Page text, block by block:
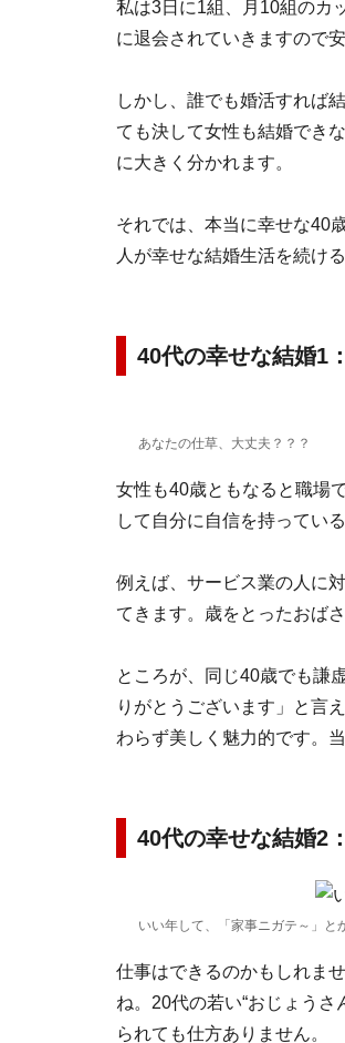
私は3日に1組、月10組のカ
に退会されていきますので
しかし、誰でも婚活すれば
ても決して女性も結婚でき
に大きく分かれます。
それでは、本当に幸せな40
人が幸せな結婚生活を続け
40代の幸せな結婚1
あなたの仕草、大丈夫？？？
女性も40歳ともなると職場
して自分に自信を持ってい
例えば、サービス業の人に
てきます。歳をとったおば
ところが、同じ40歳でも謙
りがとうございます」と言
わらず美しく魅力的です。
40代の幸せな結婚2
いい年して、「家事ニガテ～」と
仕事はできるのかもしれま
ね。20代の若い“おじょう
られても仕方ありません。